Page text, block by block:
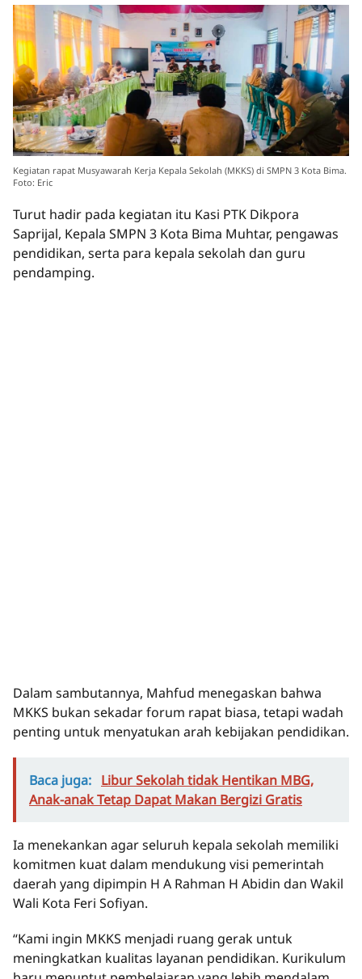
Kegiatan rapat Musyawarah Kerja Kepala Sekolah (MKKS) di SMPN 3 Kota Bima.
Foto: Eric
Turut hadir pada kegiatan itu Kasi PTK Dikpora
Saprijal, Kepala SMPN 3 Kota Bima Muhtar, pengawas
pendidikan, serta para kepala sekolah dan guru
pendamping.
Dalam sambutannya, Mahfud menegaskan bahwa
MKKS bukan sekadar forum rapat biasa, tetapi wadah
penting untuk menyatukan arah kebijakan pendidikan.
Baca juga: Libur Sekolah tidak Hentikan MBG,
Anak-anak Tetap Dapat Makan Bergizi Gratis
Ia menekankan agar seluruh kepala sekolah memiliki
komitmen kuat dalam mendukung visi pemerintah
daerah yang dipimpin H A Rahman H Abidin dan Wakil
Wali Kota Feri Sofiyan.
“Kami ingin MKKS menjadi ruang gerak untuk
meningkatkan kualitas layanan pendidikan. Kurikulum